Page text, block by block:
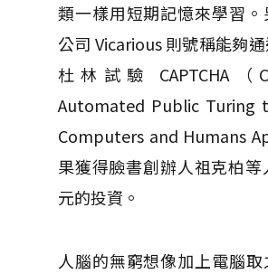
類一樣用短期記憶來學習。
公司 Vicarious 則號稱能夠
杜林試驗 CAPTCHA（
Automated Public
Computers and Humans
果獲得臉書創辦人祖克柏等
元的投資。
人腦的無窮想像加上電腦